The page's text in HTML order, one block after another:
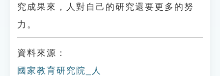
究成果來，人對自己的研究還要更多的努
力。
資料來源：
國家教育研究院_人